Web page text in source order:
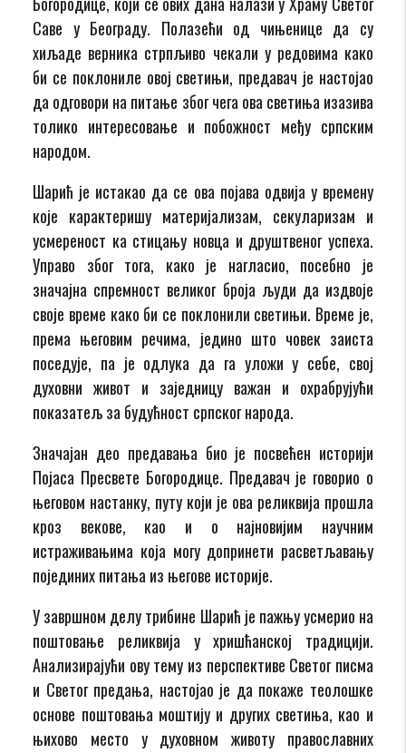
Саве у Београду. Полазећи од чињенице да су
хиљаде верника стрпљиво чекали у редовима како
би се поклониле овој светињи, предавач је настојао
да одговори на питање због чега ова светиња изазива
толико интересовање и побожност међу српским
народом.
Шарић је истакао да се ова појава одвија у времену
које карактеришу материјализам, секуларизам и
усмереност ка стицању новца и друштвеног успеха.
Управо због тога, како је нагласио, посебно је
значајна спремност великог броја људи да издвоје
своје време како би се поклонили светињи. Време је,
према његовим речима, једино што човек заиста
поседује, па је одлука да га уложи у себе, свој
духовни живот и заједницу важан и охрабрујући
показатељ за будућност српског народа.
Значајан део предавања био је посвећен историји
Појаса Пресвете Богородице. Предавач је говорио о
његовом настанку, путу који је ова реликвија прошла
кроз векове, као и о најновијим научним
истраживањима која могу допринети расветљавању
појединих питања из његове историје.
У завршном делу трибине Шарић је пажњу усмерио на
поштовање реликвија у хришћанској традицији.
Анализирајући ову тему из перспективе Светог писма
и Светог предања, настојао је да покаже теолошке
основе поштовања моштију и других светиња, као и
њихово место у духовном животу православних